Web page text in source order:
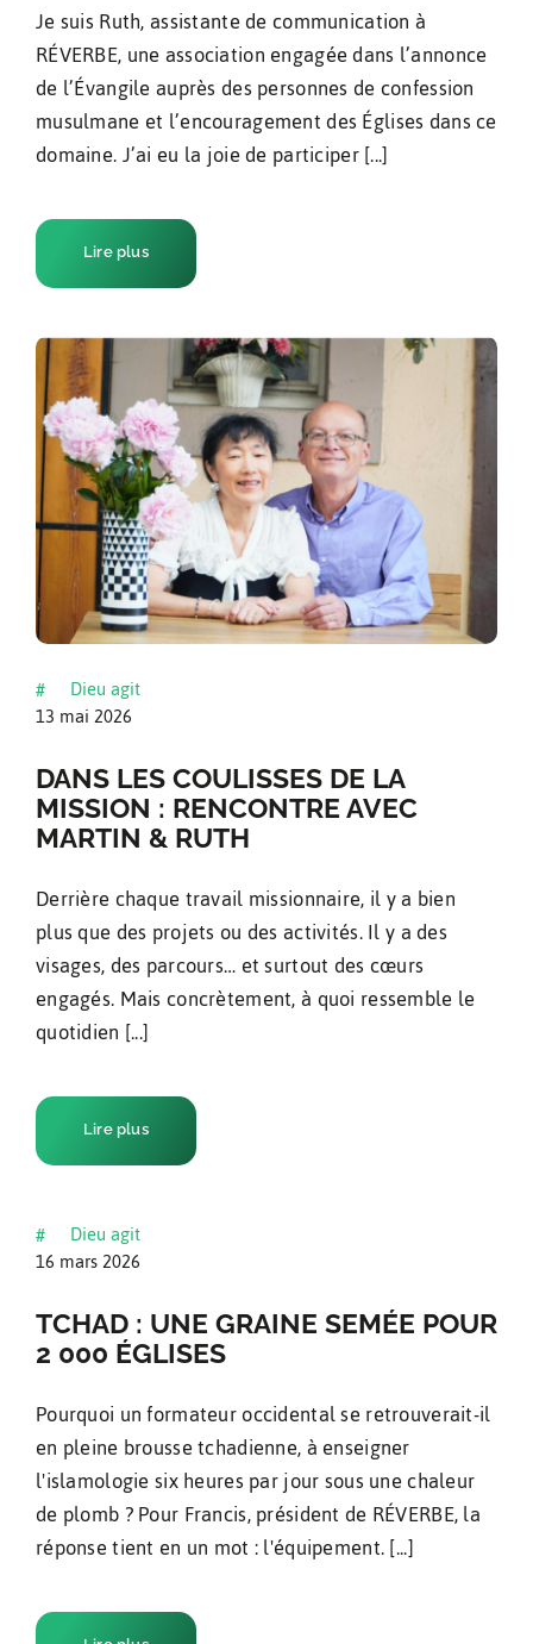
Je suis Ruth, assistante de communication à
RÉVERBE, une association engagée dans l’annonce
de l’Évangile auprès des personnes de confession
musulmane et l’encouragement des Églises dans ce
domaine. J’ai eu la joie de participer [...]
Lire plus
# Dieu agit
13 mai 2026
DANS LES COULISSES DE LA
MISSION : RENCONTRE AVEC
MARTIN & RUTH
Derrière chaque travail missionnaire, il y a bien
plus que des projets ou des activités. Il y a des
visages, des parcours… et surtout des cœurs
engagés. Mais concrètement, à quoi ressemble le
quotidien [...]
Lire plus
# Dieu agit
16 mars 2026
TCHAD : UNE GRAINE SEMÉE POUR
2 000 ÉGLISES
Pourquoi un formateur occidental se retrouverait-il
en pleine brousse tchadienne, à enseigner
l'islamologie six heures par jour sous une chaleur
de plomb ? Pour Francis, président de RÉVERBE, la
réponse tient en un mot : l'équipement. [...]